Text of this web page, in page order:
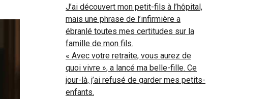
J’ai découvert mon petit-fils à l’hôpital,
mais une phrase de l’infirmière a
ébranlé toutes mes certitudes sur la
famille de mon fils.
« Avec votre retraite, vous aurez de
quoi vivre », a lancé ma belle-fille. Ce
jour-là, j’ai refusé de garder mes petits-
enfants.